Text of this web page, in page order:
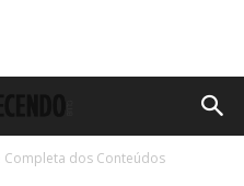
Completa dos Conteúdos